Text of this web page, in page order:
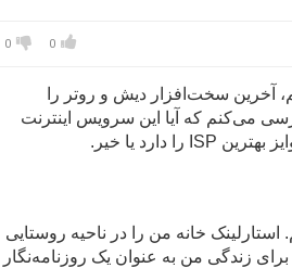
0
0
آخرین سخت‌افزار دیش و روتر را
می‌کنم که آیا این سرویس اینترنت
بهترین ISP را دارد یا خیر .
خانه من را در ناحیه روستایی
زندگی من به عنوان یک روزنامه‌نگار